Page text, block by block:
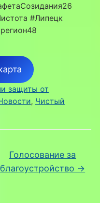
#Липецк
защиты от
, Чистый
Голосование за
благоустройство →